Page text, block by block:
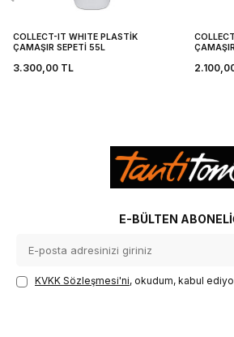
COLLECT-IT WHITE PLASTİK
ÇAMAŞIR SEPETİ 55L
3.300,00 TL
E-BÜLTEN
KVKK Sözleşmesi'ni, okudum, kabul